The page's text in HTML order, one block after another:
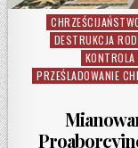
Posted in
DESTRUKCJA
PRZEŚLADOWANIE